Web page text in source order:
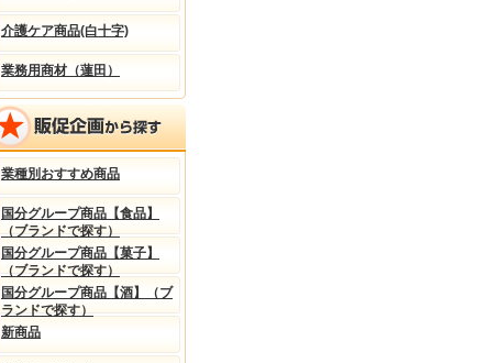
介護ケア商品(白十字)
業務用商材（蓮田）
業種別おすすめ商品
国分グループ商品【食品】
（ブランドで探す）
国分グループ商品【菓子】
（ブランドで探す）
国分グループ商品【酒】（ブ
ランドで探す）
新商品